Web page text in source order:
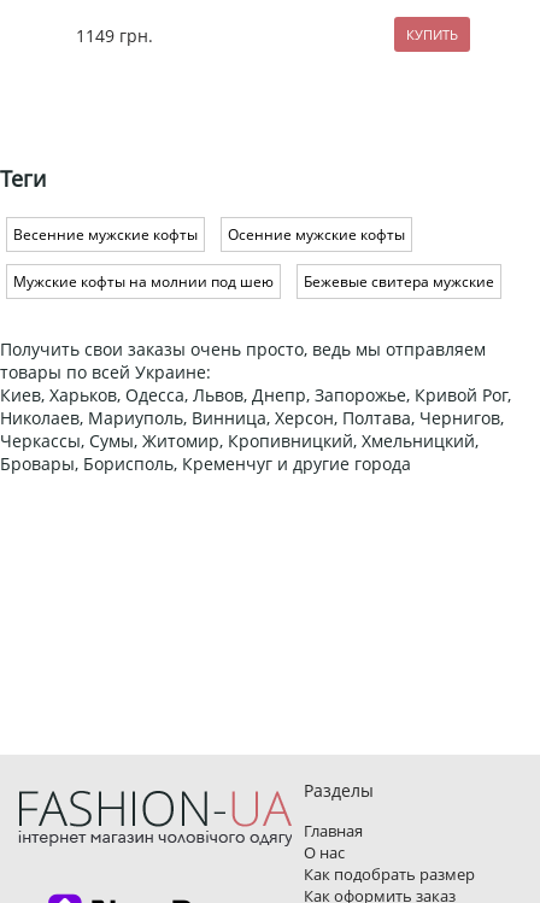
1149 грн.
Теги
Весенние мужские кофты Осенние мужские кофты
Мужские кофты на молнии под шею Бежевые свитера мужские
Получить свои заказы очень просто, ведь мы отправляем
товары по всей Украине:
Киев, Харьков, Одесса, Львов, Днепр, Запорожье, Кривой Рог,
Николаев, Мариуполь, Винница, Херсон, Полтава, Чернигов,
Черкассы, Сумы, Житомир, Кропивницкий, Хмельницкий,
Бровары, Борисполь, Кременчуг и другие города
Разделы
Главная
О нас
Как подобрать размер
Как оформить заказ